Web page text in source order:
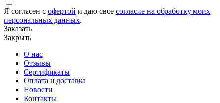
Я согласен с офертой и даю свое согласие на обработку моих
персональных данных.
Заказать
Закрыть
О нас
Отзывы
Сертификаты
Оплата и доставка
Новости
Контакты